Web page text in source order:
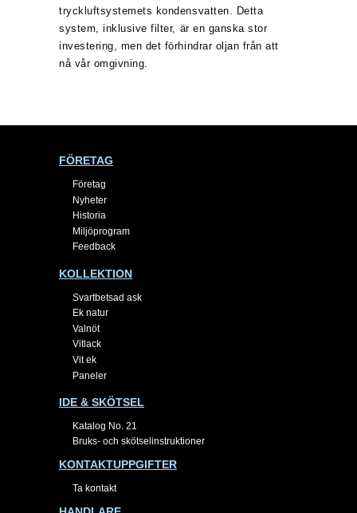
tryckluftsystemets kondensvatten. Detta
system, inklusive filter, är en ganska stor
investering, men det förhindrar oljan från att
nå vår omgivning.
FÖRETAG
Företag
Nyheter
Historia
Miljöprogram
Feedback
KOLLEKTION
Svartbetsad ask
Ek natur
Valnöt
Vitlack
Vit ek
Paneler
IDE & SKÖTSEL
Katalog No. 21
Bruks- och skötselinstruktioner
KONTAKTUPPGIFTER
Ta kontakt